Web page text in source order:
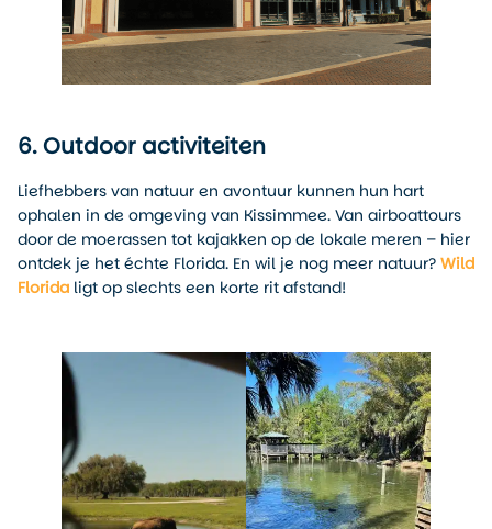
6. Outdoor activiteiten
Liefhebbers van natuur en avontuur kunnen hun hart
ophalen in de omgeving van Kissimmee. Van airboattours
door de moerassen tot kajakken op de lokale meren – hier
ontdek je het échte Florida. En wil je nog meer natuur? Wild
Florida ligt op slechts een korte rit afstand!